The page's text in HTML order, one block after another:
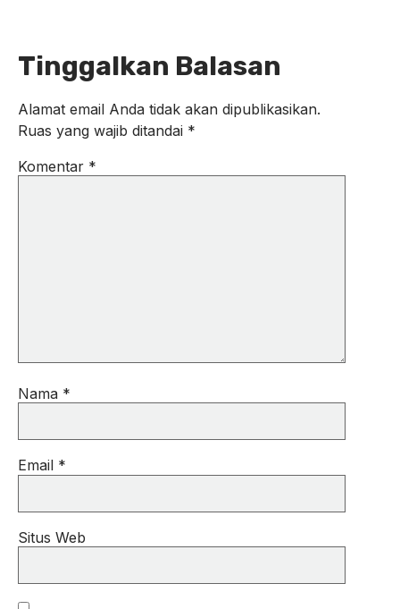
Tinggalkan Balasan
Alamat email Anda tidak akan dipublikasikan.
Ruas yang wajib ditandai *
Komentar *
Nama *
Email *
Situs Web